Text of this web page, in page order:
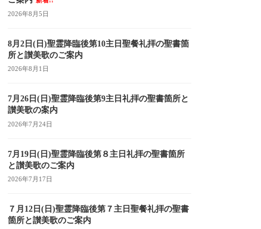
2026年8月5日
8月2日(日)聖霊降臨後第10主日聖餐礼拝の聖書箇
所と讃美歌のご案内
2026年8月1日
7月26日(日)聖霊降臨後第9主日礼拝の聖書箇所と
讃美歌の案内
2026年7月24日
7月19日(日)聖霊降臨後第８主日礼拝の聖書箇所
と讃美歌のご案内
2026年7月17日
７月12日(日)聖霊降臨後第７主日聖餐礼拝の聖書
箇所と讃美歌のご案内